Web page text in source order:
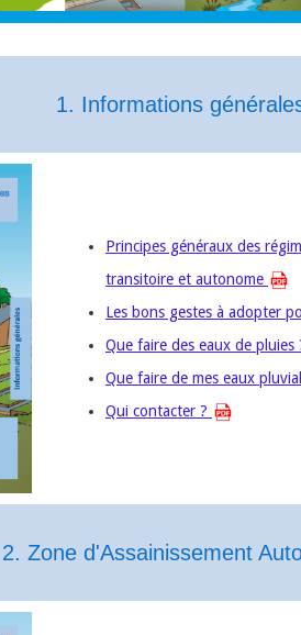
1. Informations
Principes généraux des
transitoire et autonome
Les bons gestes à adopter
Que faire des eaux de pluies
Que faire de mes eaux
Qui contacter ?
2. Zone d'Assainissement